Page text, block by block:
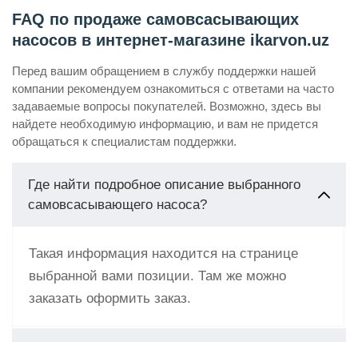
FAQ по продаже самовсасывающих
насосов в интернет-магазине ikarvon.uz
Перед вашим обращением в службу поддержки нашей
компании рекомендуем ознакомиться с ответами на часто
задаваемые вопросы покупателей. Возможно, здесь вы
найдете необходимую информацию, и вам не придется
обращаться к специалистам поддержки.
Где найти подробное описание выбранного
самовсасывающего насоса?
Такая информация находится на странице
выбранной вами позиции. Там же можно
заказать оформить заказ.